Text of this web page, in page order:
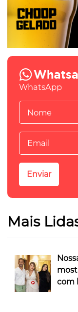
WhatsApp
Mais
com